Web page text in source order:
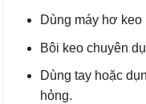
Dùng máy hơ
Bôi keo chuyên
Dùng tay hoặc
hỏng.